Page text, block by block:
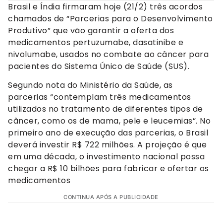
Brasil e Índia firmaram hoje (21/2) três acordos
chamados de “Parcerias para o Desenvolvimento
Produtivo” que vão garantir a oferta dos
medicamentos pertuzumabe, dasatinibe e
nivolumabe, usados no combate ao câncer para
pacientes do Sistema Único de Saúde (SUS).
Segundo nota do Ministério da Saúde, as
parcerias “contemplam três medicamentos
utilizados no tratamento de diferentes tipos de
câncer, como os de mama, pele e leucemias”. No
primeiro ano de execução das parcerias, o Brasil
deverá investir R$ 722 milhões. A projeção é que
em uma década, o investimento nacional possa
chegar a R$ 10 bilhões para fabricar e ofertar os
medicamentos
CONTINUA APÓS A PUBLICIDADE